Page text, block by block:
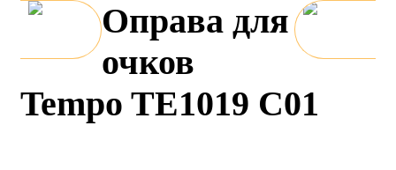
Оправа для
очков
Tempo TE1019 C01